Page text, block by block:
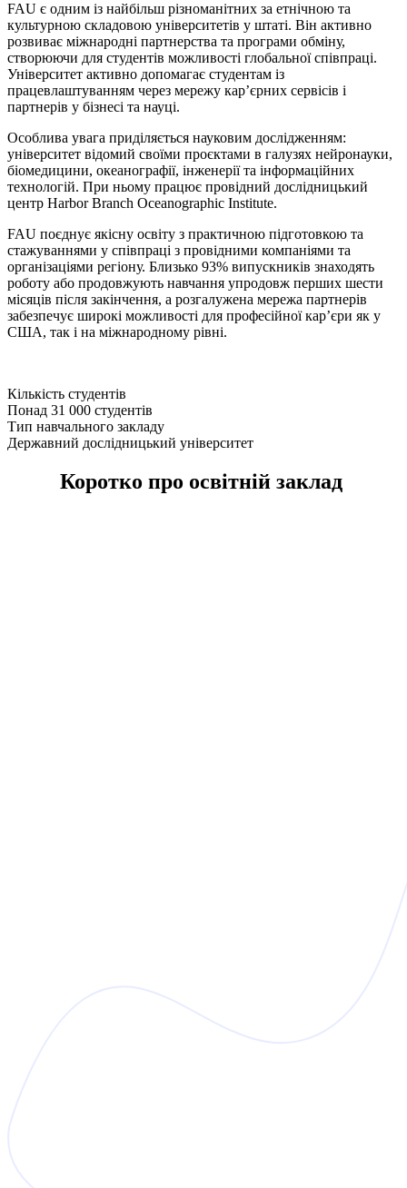
FAU є одним із найбільш різноманітних за етнічною та
культурною складовою університетів у штаті. Він активно
розвиває міжнародні партнерства та програми обміну,
створюючи для студентів можливості глобальної співпраці.
Університет активно допомагає студентам із
працевлаштуванням через мережу кар’єрних сервісів і
партнерів у бізнесі та науці.
Особлива увага приділяється науковим дослідженням:
університет відомий своїми проєктами в галузях нейронауки,
біомедицини, океанографії, інженерії та інформаційних
технологій. При ньому працює провідний дослідницький
центр Harbor Branch Oceanographic Institute.
FAU поєднує якісну освіту з практичною підготовкою та
стажуваннями у співпраці з провідними компаніями та
організаціями регіону. Близько 93% випускників знаходять
роботу або продовжують навчання упродовж перших шести
місяців після закінчення, а розгалужена мережа партнерів
забезпечує широкі можливості для професійної кар’єри як у
США, так і на міжнародному рівні.
Кількість студентів
Понад 31 000 студентів
Тип навчального закладу
Державний дослідницький університет
Коротко про освітній заклад